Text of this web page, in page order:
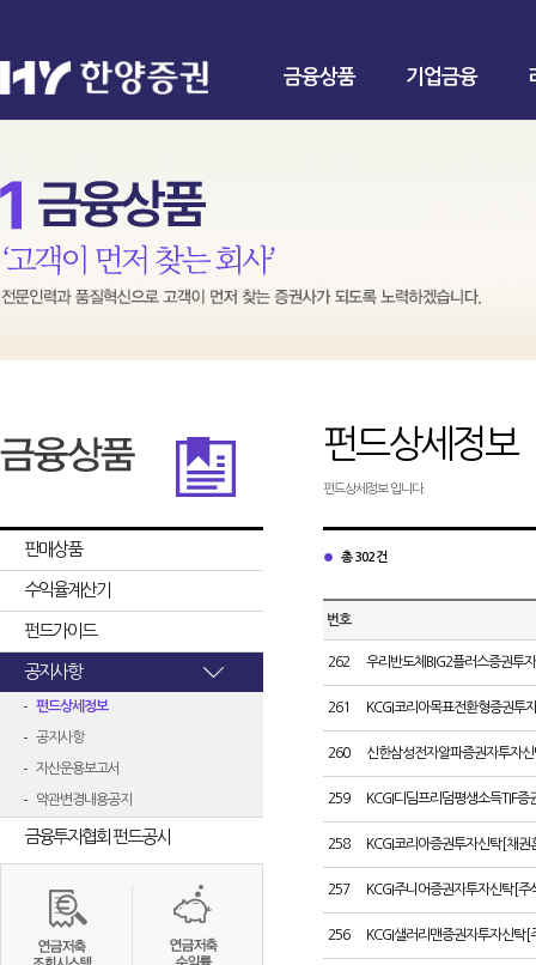
금융상품 기업금융
판매상품
수익율계산기
펀드가이드
공지사항
펀드상세정보
공지사항
자산운용보고서
약관변경내용공지
금융투자협회 펀드공시
펀드상세정보
펀드상세정보 입니다.
총 302건
번호
262 우리반도체BIG2플러스증권투
261 KCGI코리아목표전환형증권투
260 신한삼성전자알파증권자투자
259 KCGI디딤프리덤평생소득TIF
258 KCGI코리아증권투자신탁[채권
257 KCGI주니어증권자투자신탁[주
256 KCGI샐러리맨증권자투자신탁[